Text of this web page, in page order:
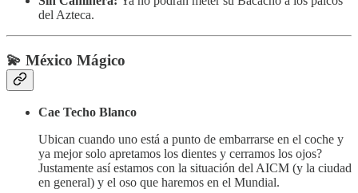
del Azteca.
💫 México Mágico
Cae Techo Blanco
Ubican cuando uno está a punto de embarrarse en el coche y
ya mejor solo apretamos los dientes y cerramos los ojos?
Justamente así estamos con la situación del AICM (y la ciudad
en general) y el oso que haremos en el Mundial.